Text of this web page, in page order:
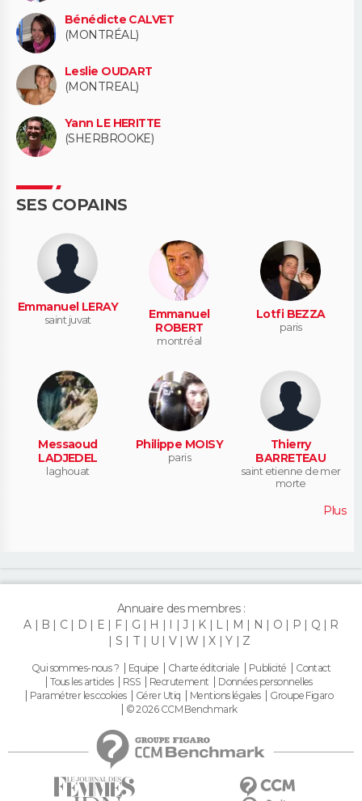
Bénédicte CALVET
(MONTRÉAL)
Leslie OUDART
(MONTREAL)
Yann LE HERITTE
(SHERBROOKE)
SES COPAINS
Emmanuel LERAY
saint juvat
Emmanuel
ROBERT
montréal
Lotfi BEZZA
paris
Messaoud
LADJEDEL
laghouat
Philippe MOISY
paris
Thierry
BARRETEAU
saint etienne de mer
morte
Plus
Annuaire des membres :
A
B C D E F G H I J K L M N O P Q
R
S
T U V W X Y Z
Qui sommes-nous ? Equipe Charte éditoriale Publicité
Contact
Tous les articles
RSS Recrutement
Données personnelles
Paramétrer les cookies
Gérer Utiq Mentions légales
Groupe Figaro
© 2026 CCM Benchmark